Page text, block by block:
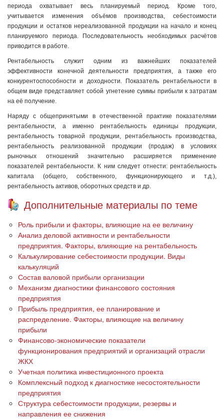
периода охватывает весь планируемый период. Кроме того,
учитывается изменения объёмов производства, себестоимости
продукции и остатков нереализованной продукции на начало и конец
планируемого периода. Последовательность необходимых расчётов
приводится в работе.
Рентабельность служит одним из важнейших показателей
эффективности конечной деятельности предприятия, а также его
конкурентоспособности и доходности. Показатель рентабельности в
общем виде представляет собой угнетение суммы прибыли к затратам
на её получение.
Наряду с общепринятыми в отечественной практике показателями
рентабельности, а именно рентабельность единицы продукции,
рентабельность товарной продукции, рентабельность производства,
рентабельность реализованной продукции (продаж) в условиях
рыночных отношений значительно расширяется применение
показателей рентабельности. К ним следует отнести: рентабельность
капитала (общего, собственного, функционирующего и т.д.),
рентабельность активов, оборотных средств и др.
Дополнительные материалы по теме
Роль прибыли и факторы, влияющие на ее величину
Анализ деловой активности и рентабельности
предприятия. Факторы, влияющие на рентабельность
Калькулирование себестоимости продукции. Виды
калькуляций
Состав валовой прибыли организации
Механизм диагностики финансового состояния
предприятия
Прибыль предприятия, ее планирование и
распределение. Факторы, влияющие на величину
прибыли
Финансово-экономические показатели
функционирования предприятий и организаций отрасли
ЖКХ
Учетная политика инвестиционного проекта
Комплексный подход к диагностике несостоятельности
предприятия
Структура себестоимости продукции, резервы и
направления ее снижения